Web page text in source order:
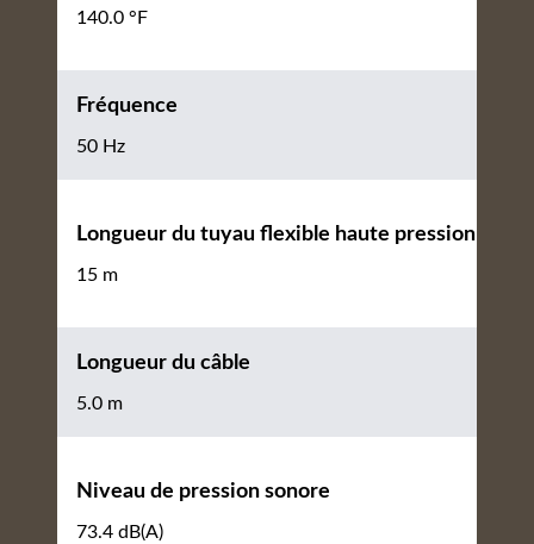
140.0 °F
Fréquence
50 Hz
Longueur du tuyau flexible haute pression
15 m
Longueur du câble
5.0 m
Niveau de pression sonore
73.4 dB(A)